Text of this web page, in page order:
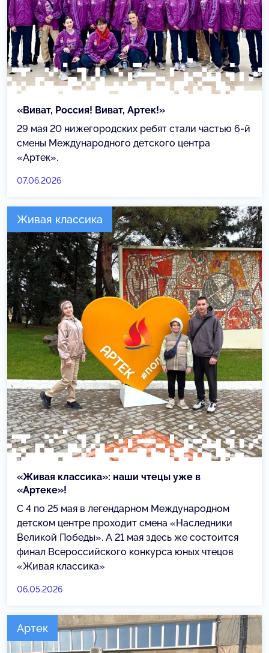
«Виват, Россия! Виват, Артек!»
29 мая 20 нижегородских ребят стали частью 6-й
смены Международного детского центра
«Артек».
07.06.2026
Живая классика
«Живая классика»: наши чтецы уже в
«Артеке»!
С 4 по 25 мая в легендарном Международном
детском центре проходит смена «Наследники
Великой Победы». А 21 мая здесь же состоится
финал Всероссийского конкурса юных чтецов
«Живая классика»
06.05.2026
Артек